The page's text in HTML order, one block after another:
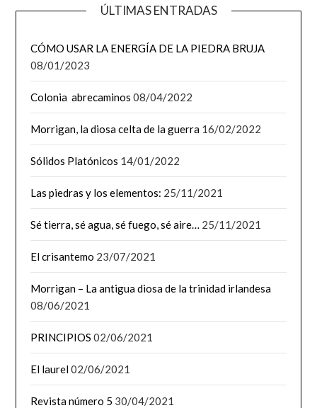
ÚLTIMAS ENTRADAS
CÓMO USAR LA ENERGÍA DE LA PIEDRA BRUJA
08/01/2023
Colonia abrecaminos 08/04/2022
Morrigan, la diosa celta de la guerra 16/02/2022
Sólidos Platónicos 14/01/2022
Las piedras y los elementos: 25/11/2021
Sé tierra, sé agua, sé fuego, sé aire… 25/11/2021
El crisantemo 23/07/2021
Morrigan – La antigua diosa de la trinidad irlandesa
08/06/2021
PRINCIPIOS 02/06/2021
El laurel02/06/2021
Revista número 5 30/04/2021